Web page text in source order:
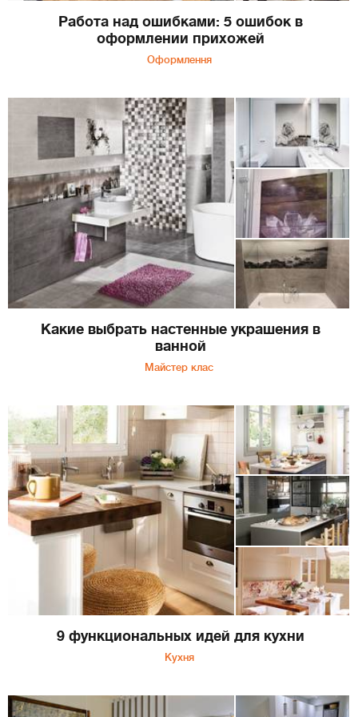
Работа над ошибками: 5 ошибок в
оформлении прихожей
Оформлення
Какие выбрать настенные украшения в
ванной
Майстер клас
9 функциональных идей для кухни
Кухня